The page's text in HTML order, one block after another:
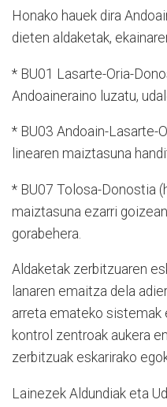
Honako hauek dira
dieten aldaketak,
* BU01 Lasarte-Oria-
Andoaineraino luzatu,
* BU03 Andoain-Lasarte-
linearen maiztasuna
* BU07 Tolosa-Donostia
maiztasuna ezarri
gorabehera.
Aldaketak zerbitzuaren
lanaren emaitza dela
arreta emateko sistemak
kontrol zentroak aukera
zerbitzuak eskarirako
Lainezek Aldundiak eta